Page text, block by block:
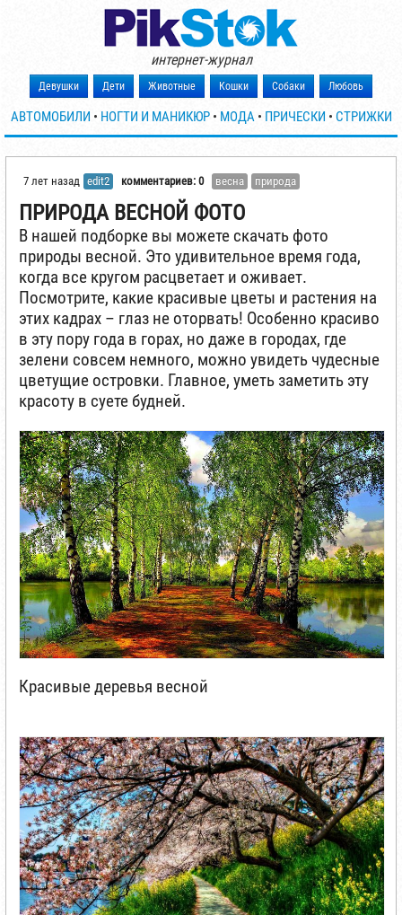
интернет-журнал
Девушки Дети Животные Кошки Собаки Любовь
АВТОМОБИЛИ • НОГТИ И МАНИКЮР• МОДА • ПРИЧЕСКИ • СТРИЖКИ
7 лет назад edit2 комментариев: 0 весна природа
ПРИРОДА ВЕСНОЙ ФОТО
В нашей подборке вы можете скачать фото
природы весной. Это удивительное время года,
когда все кругом расцветает и оживает.
Посмотрите, какие красивые цветы и растения на
этих кадрах – глаз не оторвать! Особенно красиво
в эту пору года в горах, но даже в городах, где
зелени совсем немного, можно увидеть чудесные
цветущие островки. Главное, уметь заметить эту
красоту в суете будней.
Красивые деревья весной